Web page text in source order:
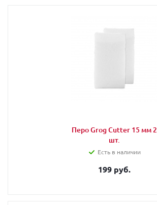
Перо Grog Cutter 15 мм 2
шт.
Есть в наличии
199 руб.